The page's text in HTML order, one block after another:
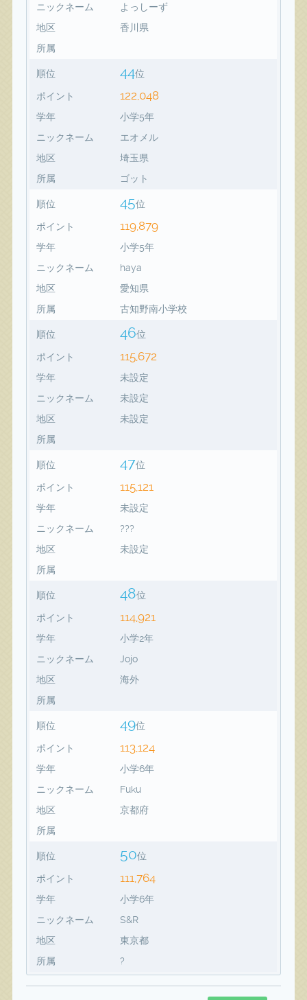
ニックネーム
よっしーず
地区
香川県
所属
順位 44位
ポイント 122,048
学年
小学5年
ニックネーム
エオメル
地区
埼玉県
所属
ゴット
順位 45位
ポイント 119,879
学年
小学5年
ニックネーム
haya
地区
愛知県
所属
古知野南小学校
順位 46位
ポイント 115,672
学年
未設定
ニックネーム
未設定
地区
未設定
所属
順位 47位
ポイント 115,121
学年
未設定
ニックネーム
???
地区
未設定
所属
順位 48位
ポイント 114,921
学年
小学2年
ニックネーム
Jojo
地区
海外
所属
順位 49位
ポイント 113,124
学年
小学6年
ニックネーム
Fuku
地区
京都府
所属
順位 50位
ポイント 111,764
学年
小学6年
ニックネーム
S&R
地区
東京都
所属
?